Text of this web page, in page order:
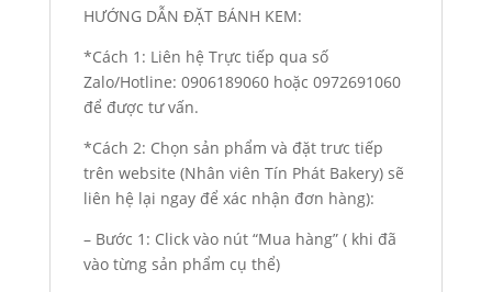
HƯỚNG DẪN ĐẶT BÁNH KEM:
*Cách 1: Liên hệ Trực tiếp qua số
Zalo/Hotline: 0906189060 hoặc 0972691060
để được tư vấn.
*Cách 2: Chọn sản phẩm và đặt trưc tiếp
trên website (Nhân viên Tín Phát Bakery) sẽ
liên hệ lại ngay để xác nhận đơn hàng):
– Bước 1: Click vào nút “Mua hàng” ( khi đã
vào từng sản phẩm cụ thể)